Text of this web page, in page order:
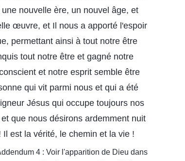
nouvelle ère, un nouvel âge, et
œuvre, et Il nous a apporté l'espoir
permettant ainsi à tout notre être
tout notre être et gagné notre
et notre esprit semble être
qui vit parmi nous et qui a été
Jésus qui occupe toujours nos
que nous désirons ardemment nuit
est la vérité, le chemin et la vie !
4 : Voir l'apparition de Dieu dans